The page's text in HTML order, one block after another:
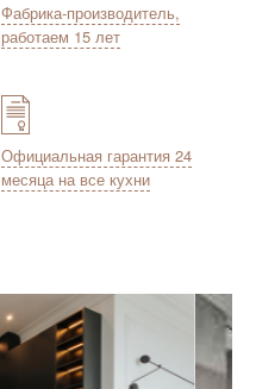
Фабрика-производитель,
работаем 15 лет
Официальная гарантия 24
месяца на все кухни